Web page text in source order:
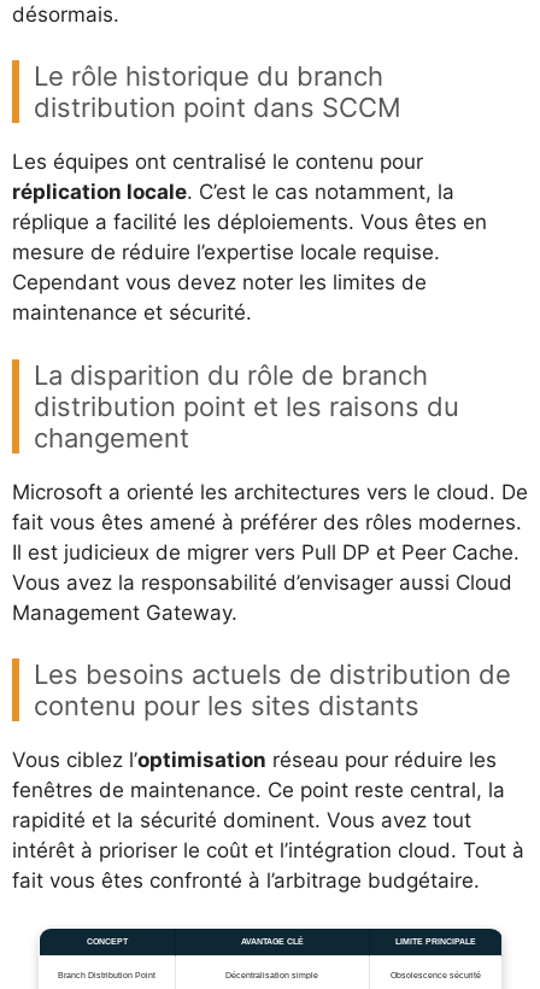
désormais.
Le rôle historique du branch
distribution point dans SCCM
Les équipes ont centralisé le contenu pour
réplication locale. C’est le cas notamment, la
réplique a facilité les déploiements. Vous êtes en
mesure de réduire l’expertise locale requise.
Cependant vous devez noter les limites de
maintenance et sécurité.
La disparition du rôle de branch
distribution point et les raisons du
changement
Microsoft a orienté les architectures vers le cloud. De
fait vous êtes amené à préférer des rôles modernes.
Il est judicieux de migrer vers Pull DP et Peer Cache.
Vous avez la responsabilité d’envisager aussi Cloud
Management Gateway.
Les besoins actuels de distribution de
contenu pour les sites distants
Vous ciblez l’optimisation réseau pour réduire les
fenêtres de maintenance. Ce point reste central, la
rapidité et la sécurité dominent. Vous avez tout
intérêt à prioriser le coût et l’intégration cloud. Tout à
fait vous êtes confronté à l’arbitrage budgétaire.
CONCEPT AVANTAGE CLÉ LIMITE PRINCIPALE
Branch Distribution Point Décentralisation simple Obsolescence sécurité